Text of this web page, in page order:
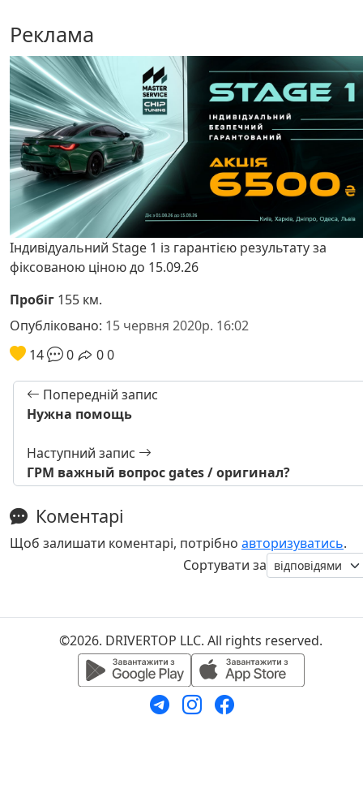
Реклама
Індивідуальний Stage 1 із гарантією результату за
фіксованою ціною до 15.09.26
Пробіг 155 км.
Опубліковано: 15 червня 2020р. 16:02
14
0 00
Попередній запис
Нужна помощь
Наступний запис
ГРМ важный вопрос gates / оригинал?
Коментарі
Щоб залишати коментарі, потрібно авторизуватись.
Сортувати за
©2026. DRIVERTOP LLC. All rights reserved.